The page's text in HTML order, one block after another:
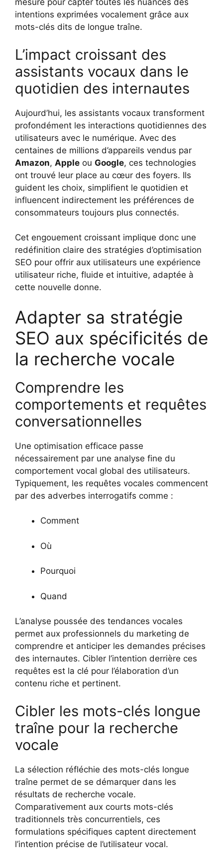
mesure pour capter toutes les nuances des
intentions exprimées vocalement grâce aux
mots-clés dits de longue traîne.
L’impact croissant des
assistants vocaux dans le
quotidien des internautes
Aujourd’hui, les assistants vocaux transforment
profondément les interactions quotidiennes des
utilisateurs avec le numérique. Avec des
centaines de millions d’appareils vendus par
Amazon, Apple ou Google, ces technologies
ont trouvé leur place au cœur des foyers. Ils
guident les choix, simplifient le quotidien et
influencent indirectement les préférences de
consommateurs toujours plus connectés.
Cet engouement croissant implique donc une
redéfinition claire des stratégies d’optimisation
SEO pour offrir aux utilisateurs une expérience
utilisateur riche, fluide et intuitive, adaptée à
cette nouvelle donne.
Adapter sa stratégie
SEO aux spécificités de
la recherche vocale
Comprendre les
comportements et requêtes
conversationnelles
Une optimisation efficace passe
nécessairement par une analyse fine du
comportement vocal global des utilisateurs.
Typiquement, les requêtes vocales commencent
par des adverbes interrogatifs comme :
Comment
Où
Pourquoi
Quand
L’analyse poussée des tendances vocales
permet aux professionnels du marketing de
comprendre et anticiper les demandes précises
des internautes. Cibler l’intention derrière ces
requêtes est la clé pour l’élaboration d’un
contenu riche et pertinent.
Cibler les mots-clés longue
traîne pour la recherche
vocale
La sélection réfléchie des mots-clés longue
traîne permet de se démarquer dans les
résultats de recherche vocale.
Comparativement aux courts mots-clés
traditionnels très concurrentiels, ces
formulations spécifiques captent directement
l’intention précise de l’utilisateur vocal.